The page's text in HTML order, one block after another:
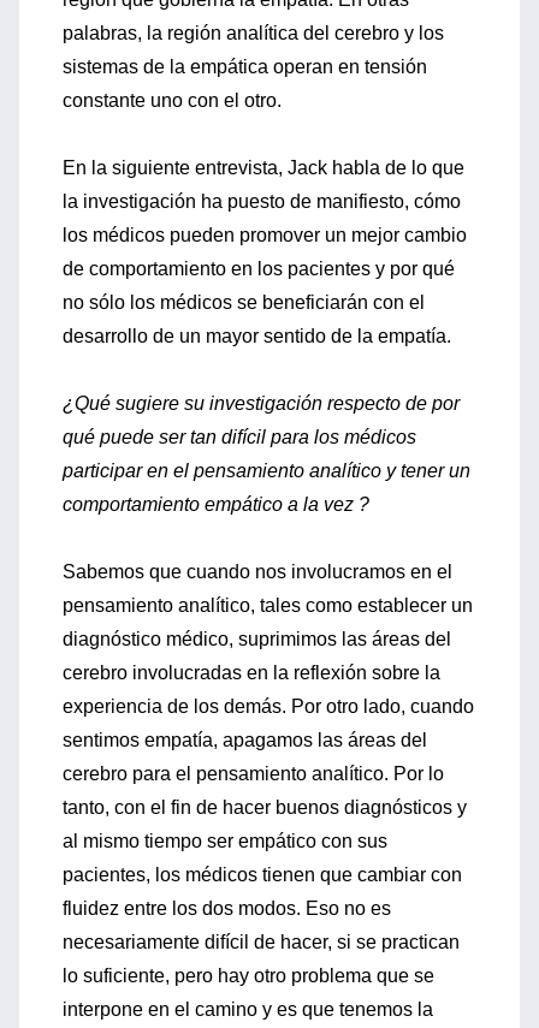
palabras, la región analítica del cerebro y los
sistemas de la empática operan en tensión
constante uno con el otro.
En la siguiente entrevista, Jack habla de lo que
la investigación ha puesto de manifiesto, cómo
los médicos pueden promover un mejor cambio
de comportamiento en los pacientes y por qué
no sólo los médicos se beneficiarán con el
desarrollo de un mayor sentido de la empatía.
¿Qué sugiere su investigación respecto de por
qué puede ser tan difícil para los médicos
participar en el pensamiento analítico y tener un
comportamiento empático a la vez ?
Sabemos que cuando nos involucramos en el
pensamiento analítico, tales como establecer un
diagnóstico médico, suprimimos las áreas del
cerebro involucradas en la reflexión sobre la
experiencia de los demás. Por otro lado, cuando
sentimos empatía, apagamos las áreas del
cerebro para el pensamiento analítico. Por lo
tanto, con el fin de hacer buenos diagnósticos y
al mismo tiempo ser empático con sus
pacientes, los médicos tienen que cambiar con
fluidez entre los dos modos. Eso no es
necesariamente difícil de hacer, si se practican
lo suficiente, pero hay otro problema que se
interpone en el camino y es que tenemos la